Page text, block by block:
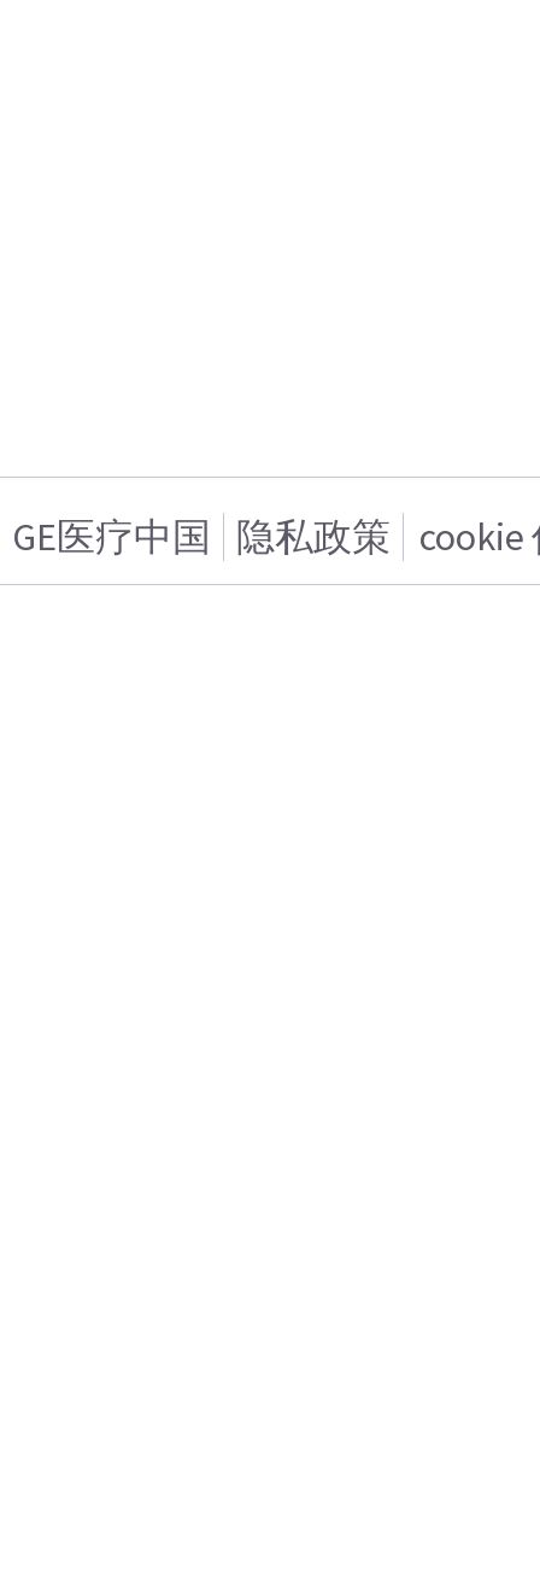
GE医疗中国 隐私政策 cookie